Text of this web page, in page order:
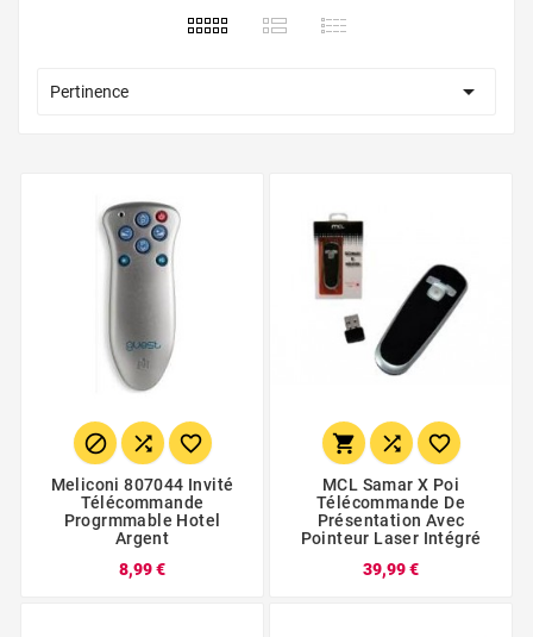
Pertinence 
  
Meliconi 807044 Invité
Télécommande
Progrmmable Hotel
Argent
8,99 €
  
MCL Samar X Poi
Télécommande De
Présentation Avec
Pointeur Laser Intégré
39,99 €